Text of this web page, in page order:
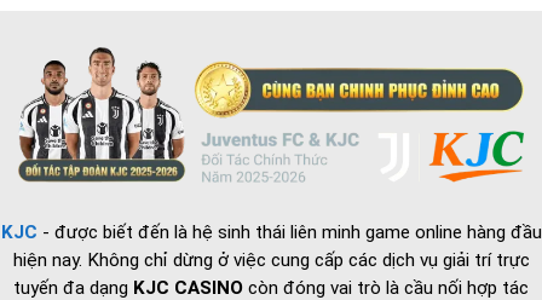
và
chiến
lược
tuyển
dụng
2026
KJC - được biết đến là hệ sinh thái liên minh game online hàng đầu
hiện nay. Không chỉ dừng ở việc cung cấp các dịch vụ giải trí trực
tuyến đa dạng KJC CASINO còn đóng vai trò là cầu nối hợp tác